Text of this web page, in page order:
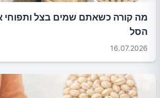
מה קורה כשאתם שמים בצל ותפוחי
הסל
16.07.2026